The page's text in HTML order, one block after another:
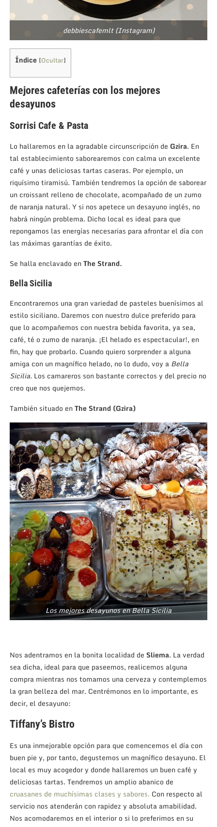
debbiescafemlt (Instagram)
Índice [Ocultar]
Mejores cafeterías con los mejores
desayunos
Sorrisi Cafe & Pasta
Lo hallaremos en la agradable circunscripción de Gzira. En
tal establecimiento saborearemos con calma un excelente
café y unas deliciosas tartas caseras. Por ejemplo, un
riquísimo tiramisú. También tendremos la opción de saborear
un croissant relleno de chocolate, acompañado de un zumo
de naranja natural. Y si nos apetece un desayuno inglés, no
habrá ningún problema. Dicho local es ideal para que
repongamos las energías necesarias para afrontar el día con
las máximas garantías de éxito.
Se halla enclavado enThe Strand.
Bella Sicilia
Encontraremos una gran variedad de pasteles buenísimos al
estilo siciliano. Daremos con nuestro dulce preferido para
que lo acompañemos con nuestra bebida favorita, ya sea,
café, té o zumo de naranja. ¡El helado es espectacular!, en
fin, hay que probarlo. Cuando quiero sorprender a alguna
amiga con un magnífico helado, no lo dudo, voy a Bella
Sicilia. Los camareros son bastante correctos y del precio no
creo que nos quejemos.
También situado enThe Strand (Gzira)
Los mejores desayunos en Bella Sicilia
Nos adentramos en la bonita localidad de Sliema. La verdad
sea dicha, ideal para que paseemos, realicemos alguna
compra mientras nos tomamos una cerveza y contemplemos
la gran belleza del mar. Centrémonos en lo importante, es
decir, el desayuno:
Tiffany’s Bistro
Es una inmejorable opción para que comencemos el día con
buen pie y, por tanto, degustemos un magnífico desayuno. El
local es muy acogedor y donde hallaremos un buen café y
deliciosas tartas. Tendremos un amplio abanico de
cruasanes de muchísimas clases y sabores. Con respecto al
servicio nos atenderán con rapidez y absoluta amabilidad.
Nos acomodaremos en el interior o si lo preferimos en su